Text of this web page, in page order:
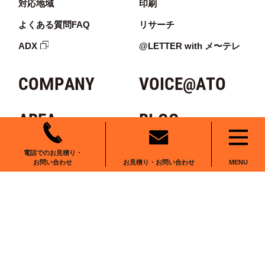
電話でのお見積り・
お問い合わせ
お見積り・お問い合わせ MENU
対応地域
よくある質問FAQ
ADX
印刷
リサーチ
@LETTER with メ〜テレ
COMPANY
AREA
RECRUIT
VOICE@ATO
BLOG
NEWS